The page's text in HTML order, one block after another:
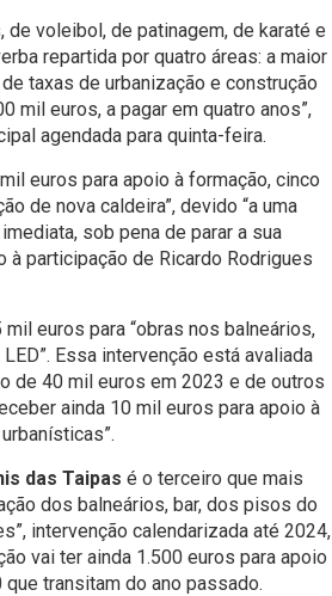
voleibol, de patinagem, de karaté e
repartida por quatro áreas: a maior
taxas de urbanização e construção
mil euros, a pagar em quatro anos”,
agendada para quinta-feira.
euros para apoio à formação, cinco
de nova caldeira”, devido “a uma
sob pena de parar a sua
à participação de Ricardo Rodrigues
euros para “obras nos balneários,
Essa intervenção está avaliada
de 40 mil euros em 2023 e de outros
ainda 10 mil euros para apoio à
das Taipas é o terceiro que mais
dos balneários, bar, dos pisos do
intervenção calendarizada até 2024,
vai ter ainda 1.500 euros para apoio
transitam do ano passado.